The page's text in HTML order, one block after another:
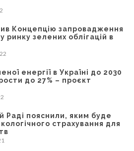
Концепцію запровадження
ринку зелених облігацій в
енергії в Україні до 2030
до 27% – проєкт
Раді пояснили, яким буде
страхування для